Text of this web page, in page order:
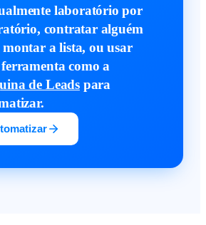
laboratório por
contratar alguém
a lista, ou usar
como a
de Leads para